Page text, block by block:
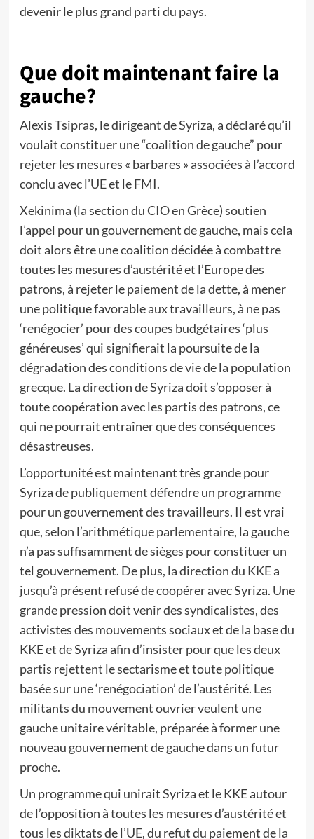
devenir le plus grand parti du pays.
Que doit maintenant faire la
gauche?
Alexis Tsipras, le dirigeant de Syriza, a déclaré qu’il
voulait constituer une “coalition de gauche” pour
rejeter les mesures « barbares » associées à l’accord
conclu avec l’UE et le FMI.
Xekinima (la section du CIO en Grèce) soutien
l’appel pour un gouvernement de gauche, mais cela
doit alors être une coalition décidée à combattre
toutes les mesures d’austérité et l’Europe des
patrons, à rejeter le paiement de la dette, à mener
une politique favorable aux travailleurs, à ne pas
‘renégocier’ pour des coupes budgétaires ‘plus
généreuses’ qui signifierait la poursuite de la
dégradation des conditions de vie de la population
grecque. La direction de Syriza doit s’opposer à
toute coopération avec les partis des patrons, ce
qui ne pourrait entraîner que des conséquences
désastreuses.
L’opportunité est maintenant très grande pour
Syriza de publiquement défendre un programme
pour un gouvernement des travailleurs. Il est vrai
que, selon l’arithmétique parlementaire, la gauche
n’a pas suffisamment de sièges pour constituer un
tel gouvernement. De plus, la direction du KKE a
jusqu’à présent refusé de coopérer avec Syriza. Une
grande pression doit venir des syndicalistes, des
activistes des mouvements sociaux et de la base du
KKE et de Syriza afin d’insister pour que les deux
partis rejettent le sectarisme et toute politique
basée sur une ‘renégociation’ de l’austérité. Les
militants du mouvement ouvrier veulent une
gauche unitaire véritable, préparée à former une
nouveau gouvernement de gauche dans un futur
proche.
Un programme qui unirait Syriza et le KKE autour
de l’opposition à toutes les mesures d’austérité et
tous les diktats de l’UE, du refut du paiement de la